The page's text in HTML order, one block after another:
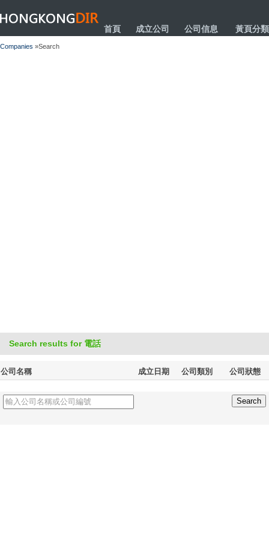
HONGKONGDIR
首頁 成立公司 公司信息 黃頁分類
Companies »Search
Search results for 電話
公司名稱 成立日期 公司類別 公司狀態